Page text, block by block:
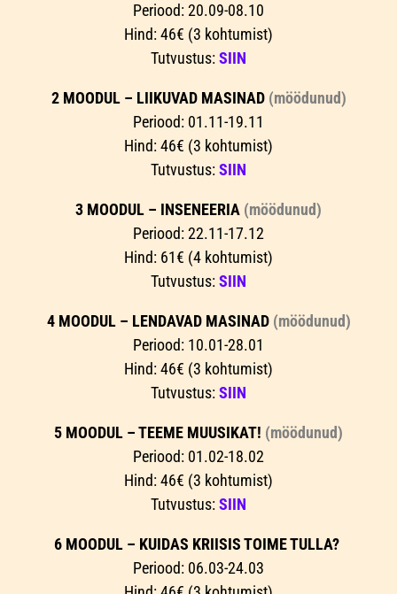
Periood: 20.09-08.10
Hind: 46€ (3 kohtumist)
Tutvustus:SIIN
2 MOODUL – LIIKUVAD MASINAD (möödunud)
Periood: 01.11-19.11
Hind: 46€ (3 kohtumist)
Tutvustus:SIIN
3 MOODUL – INSENEERIA (möödunud)
Periood: 22.11-17.12
Hind: 61€ (4 kohtumist)
Tutvustus:SIIN
4 MOODUL – LENDAVAD MASINAD (möödunud)
Periood: 10.01-28.01
Hind: 46€ (3 kohtumist)
Tutvustus:SIIN
5 MOODUL – TEEME MUUSIKAT! (möödunud)
Periood: 01.02-18.02
Hind: 46€ (3 kohtumist)
Tutvustus:SIIN
6 MOODUL – KUIDAS KRIISIS TOIME TULLA?
Periood: 06.03-24.03